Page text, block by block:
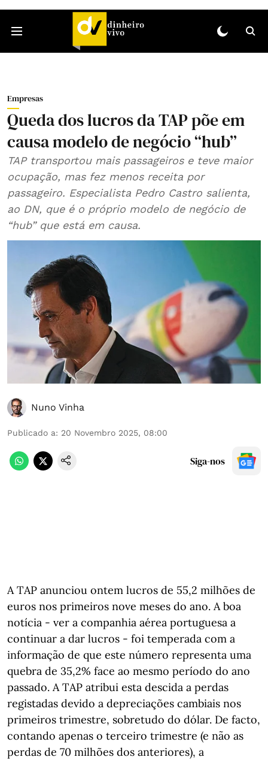
Empresas
Queda dos lucros da TAP põe em
causa modelo de negócio “hub”
TAP transportou mais passageiros e teve maior
ocupação, mas fez menos receita por
passageiro. Especialista Pedro Castro salienta,
ao DN, que é o próprio modelo de negócio de
“hub” que está em causa.
Nuno Vinha
Publicado a: 20 Novembro 2025, 08:00
Siga-nos
A TAP anunciou ontem lucros de 55,2 milhões de
euros nos primeiros nove meses do ano. A boa
notícia - ver a companhia aérea portuguesa a
continuar a dar lucros - foi temperada com a
informação de que este número representa uma
quebra de 35,2% face ao mesmo período do ano
passado. A TAP atribui esta descida a perdas
registadas devido a depreciações cambiais nos
primeiros trimestre, sobretudo do dólar. De facto,
contando apenas o terceiro trimestre (e não as
perdas de 70 milhões dos anteriores), a